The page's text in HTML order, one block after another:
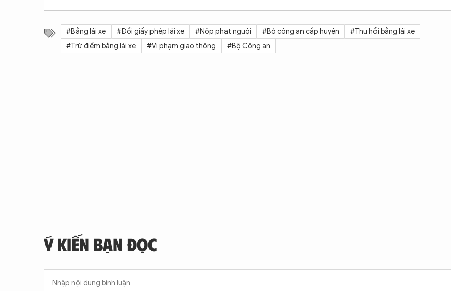
#Bằng lái xe #Đổi giấy phép lái xe #Nộp phạt nguội #Bỏ công an cấp huyện
#Thu hồi bằng lái xe
#Trừ điểm bằng lái xe
#Vi phạm giao thông #Bộ Công an
Ý KIẾN BẠN ĐỌC